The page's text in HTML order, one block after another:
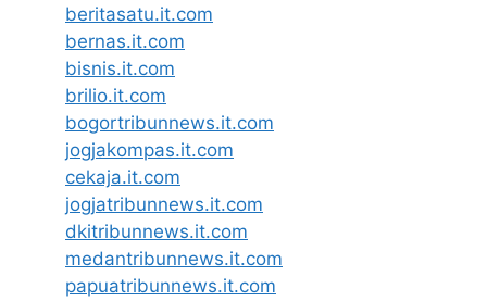
beritasatu.it.com
bernas.it.com
bisnis.it.com
brilio.it.com
bogortribunnews.it.com
jogjakompas.it.com
cekaja.it.com
jogjatribunnews.it.com
dkitribunnews.it.com
medantribunnews.it.com
papuatribunnews.it.com